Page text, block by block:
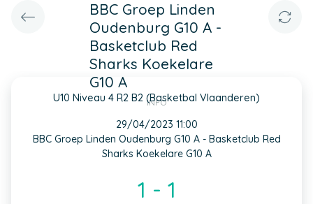
BBC Groep Linden
Oudenburg G10 A -
Basketclub Red
Sharks Koekelare
G10 A
U10 Niveau 4 R2 B2 (Basketbal Vlaanderen)
INFO
29/04/2023 11:00
BBC Groep Linden Oudenburg G10 A - Basketclub Red
Sharks Koekelare G10 A
1 - 1